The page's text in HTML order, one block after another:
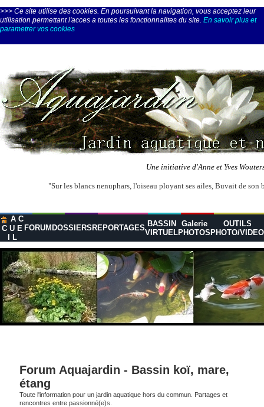
>>> Ce site utilise des cookies. En poursuivant la navigation, vous acceptez leur
utilisation permettant l'acces a toutes les fonctionnalites du site. En savoir plus et
parametrer vos cookies
Une initiative d'Anne et Yves
"Sur les blancs nenuphars, l'oiseau ployant ses ailes, Buvait de son
A C
C U E
I L
FORUM DOSSIERS REPORTAGES BASSIN
VIRTUEL
Galerie
PHOTOS
OUTILS
PHOTO/VIDEO
Forum Aquajardin - Bassin koï, mare,
étang
Toute l'information pour un jardin aquatique hors du commun. Partages et
rencontres entre passionné(e)s.